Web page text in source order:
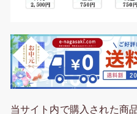
当サイト内で購入された商